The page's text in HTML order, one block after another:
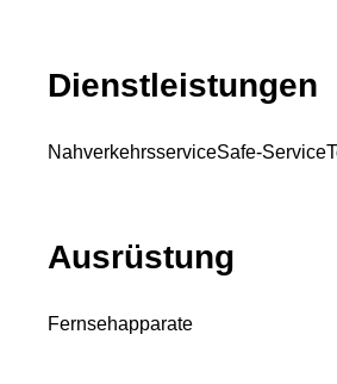
Dienstleistungen
NahverkehrsserviceSafe-Service
Ausrüstung
Fernsehapparate